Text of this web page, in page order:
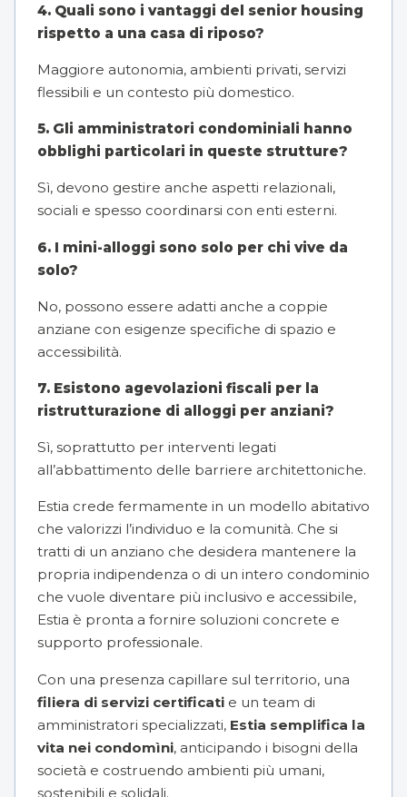
4. Quali sono i vantaggi del senior housing
rispetto a una casa di riposo?
Maggiore autonomia, ambienti privati, servizi
flessibili e un contesto più domestico.
5. Gli amministratori condominiali hanno
obblighi particolari in queste strutture?
Sì, devono gestire anche aspetti relazionali,
sociali e spesso coordinarsi con enti esterni.
6. I mini-alloggi sono solo per chi vive da
solo?
No, possono essere adatti anche a coppie
anziane con esigenze specifiche di spazio e
accessibilità.
7. Esistono agevolazioni fiscali per la
ristrutturazione di alloggi per anziani?
Sì, soprattutto per interventi legati
all’abbattimento delle barriere architettoniche.
Estia crede fermamente in un modello abitativo
che valorizzi l’individuo e la comunità. Che si
tratti di un anziano che desidera mantenere la
propria indipendenza o di un intero condominio
che vuole diventare più inclusivo e accessibile,
Estia è pronta a fornire soluzioni concrete e
supporto professionale.
Con una presenza capillare sul territorio, una
filiera di servizi certificati e un team di
amministratori specializzati, Estia semplifica la
vita nei condomìni, anticipando i bisogni della
società e costruendo ambienti più umani,
sostenibili e solidali.